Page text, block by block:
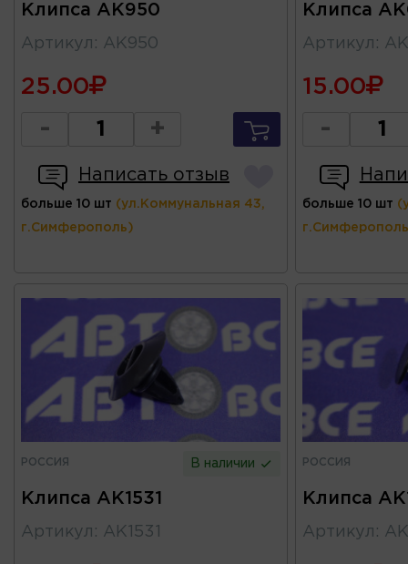
Клипса AK950
Артикул : AK950
25.00
- +
Написать отзыв
больше 10 шт (ул.Коммунальная 43,
г.Симферополь)
Клипса
Артикул :
15.00
-
больше 10 шт
РОССИЯ В наличии
Клипса AK1531
Артикул : AK1531
РОССИЯ
Клипса
Артикул :